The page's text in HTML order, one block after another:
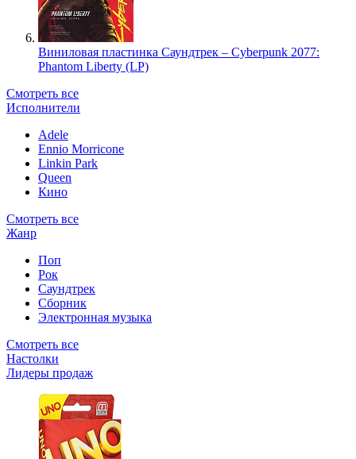
Виниловая пластинка Саундтрек – Cyberpunk 2077:
Phantom Liberty (LP)
Смотреть все
Исполнители
Adele
Ennio Morricone
Linkin Park
Queen
Кино
Смотреть все
Жанр
Поп
Рок
Саундтрек
Сборник
Электронная музыка
Смотреть все
Настолки
Лидеры продаж